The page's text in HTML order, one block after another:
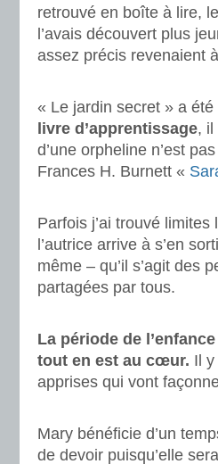
retrouvé en boîte à lire,
l’avais découvert plus
assez précis revenaient
« Le jardin secret » a
livre d’apprentissage, il
d’une orpheline n’est
Frances H. Burnett «
Parfois j’ai trouvé
l’autrice arrive à s’en
même – qu’il s’agit des
partagées par tous.
La période de
tout en est au cœur. Il
apprises qui vont
Mary bénéficie d’un
de devoir puisqu’elle